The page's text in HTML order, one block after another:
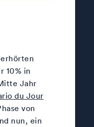
10% in
Jahr
du Jour
von
nun, ein